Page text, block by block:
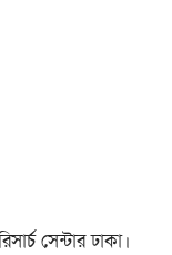
সেন্টার ঢাকা।